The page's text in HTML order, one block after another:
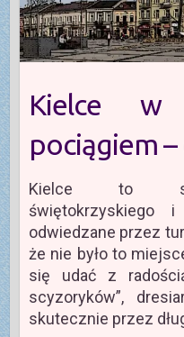
Kielce w
pociągiem –
Kielce to
świętokrzyskiego
odwiedzane przez
że nie było to
się udać z
scyzoryków”,
skutecznie przez